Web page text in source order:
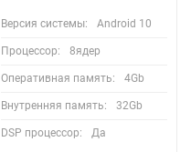
Версия системы: Android 10
Процессор: 8ядер
Оперативная память: 4Gb
Внутренняя память: 32Gb
DSP процессор: Да